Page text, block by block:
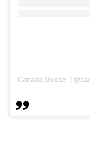
Canada Goose（